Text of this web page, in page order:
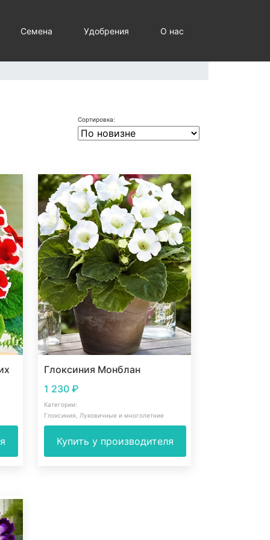
Семена Удобрения О нас
Глоксиния Монблан
1 230 ₽
Категории:
Глоксиния
Луковичные и многолетние
Купить у производителя